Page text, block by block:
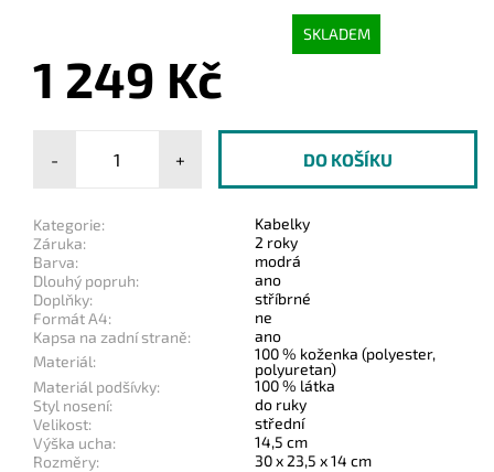
SKLADEM
1 249 Kč
- +
Kategorie:
Kabelky
Záruka:
2 roky
Barva:
modrá
Dlouhý popruh:
ano
Doplňky:
stříbrné
Formát A4:
ne
Kapsa na zadní straně:
ano
Materiál:
100 % koženka (polyester,
polyuretan)
Materiál podšívky:
100 % látka
Styl nosení:
do ruky
Velikost:
střední
Výška ucha:
14,5 cm
Rozměry:
30 x 23,5 x 14 cm